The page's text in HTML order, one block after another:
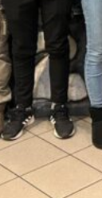
einmal
Schicker Technik
Team und beste